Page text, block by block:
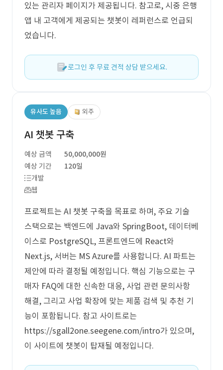
있는 관리자 페이지가 제공됩니다. 참고로, 시중 은행
앱 내 고객에게 제공되는 챗봇이 레퍼런스로 언급되
었습니다.
로그인 후 무료 견적 상담 받으세요.
유사도 높음 외주
AI 챗봇 구축
예상 금액
50,000,000원
예상 기간
120일
개발
웹
프로젝트는 AI 챗봇 구축을 목표로 하며, 주요 기술
스택으로는 백엔드에 Java와 SpringBoot, 데이터베
이스로 PostgreSQL, 프론트엔드에 React와
Next.js, 서버는 MS Azure를 사용합니다. AI 파트는
제안에 따라 결정될 예정입니다. 핵심 기능으로는 구
매자 FAQ에 대한 신속한 대응, 사업 관련 문의사항
해결, 그리고 사업 확장에 맞는 제품 검색 및 추천 기
능이 포함됩니다. 참고 사이트로는
https://sgall2one.seegene.com/intro가 있으며,
이 사이트에 챗봇이 탑재될 예정입니다.